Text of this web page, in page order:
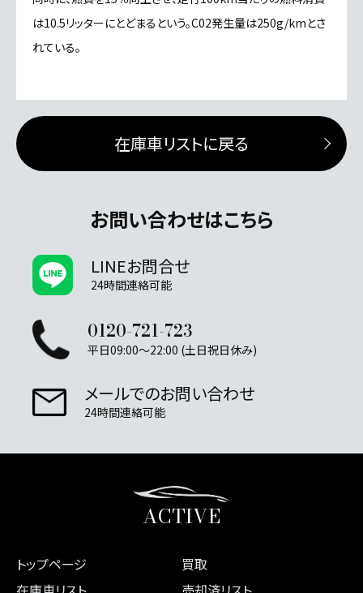
は10.5リッターにとどまるという。C02発生量は250g/kmとさ
れている。
在庫車リストに戻る
お問い合わせはこちら
LINEお問合せ
24時間連絡可能
0120-721-723
平日09:00～22:00 (土日祝日休み)
メールでのお問い合わせ
24時間連絡可能
ACTIVE
トップページ
買取